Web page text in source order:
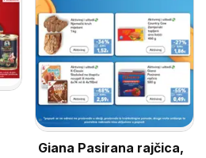
Giana Pasirana rajčica,